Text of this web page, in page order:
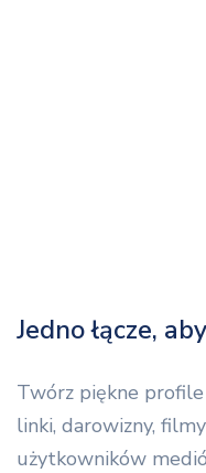
Jedno łącze,
Twórz piękne
linki, darowizny,
użytkowników